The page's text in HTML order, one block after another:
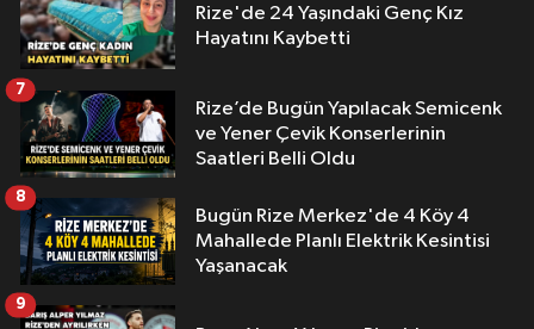
Rize'de 24 Yaşındaki Genç Kız
Hayatını Kaybetti
Rize’de Bugün Yapılacak Semicenk
ve Yener Çevik Konserlerinin
Saatleri Belli Oldu
7
Bugün Rize Merkez'de 4 Köy 4
Mahallede Planlı Elektrik Kesintisi
Yaşanacak
8
9